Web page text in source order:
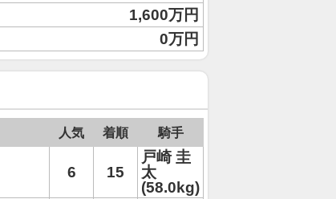
1,600万円
0万円
人気 着順 騎手
6 15
戸崎 圭
太
(58.0kg)